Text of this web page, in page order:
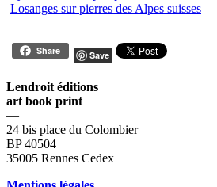
Losanges sur pierres des Alpes suisses
Share Save
Lendroit éditions
art book print
—
24 bis place du Colombier
BP 40504
35005 Rennes Cedex